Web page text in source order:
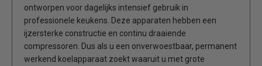
ontworpen voor dagelijks intensief gebruik in
professionele keukens. Deze apparaten hebben een
ijzersterke constructie en continu draaiende
compressoren. Dus als u een onverwoestbaar, permanent
werkend koelapparaat zoekt waaruit u met grote